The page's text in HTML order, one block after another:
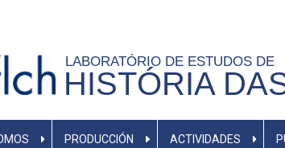
LABORATÓRIO DE ESTUDOS DE
HISTÓRIA
PRODUCCIÓN ACTIVIDADES